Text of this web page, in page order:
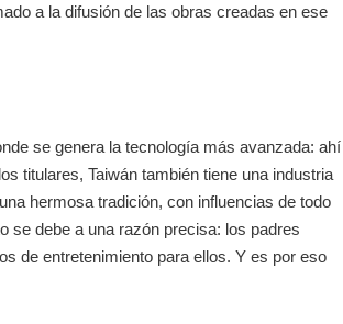
a la difusión de las obras creadas en ese
se genera la tecnología más avanzada: ahí
titulares, Taiwán también tiene una industria
hermosa tradición, con influencias de todo
se debe a una razón precisa: los padres
de entretenimiento para ellos. Y es por eso